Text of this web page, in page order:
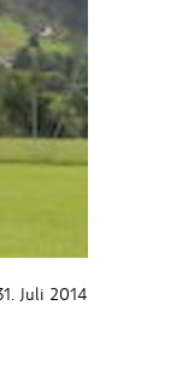
Juli 2014